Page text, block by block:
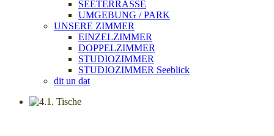
SEETERRASSE
UMGEBUNG / PARK
UNSERE ZIMMER
EINZELZIMMER
DOPPELZIMMER
STUDIOZIMMER
STUDIOZIMMER Seeblick
dit un dat